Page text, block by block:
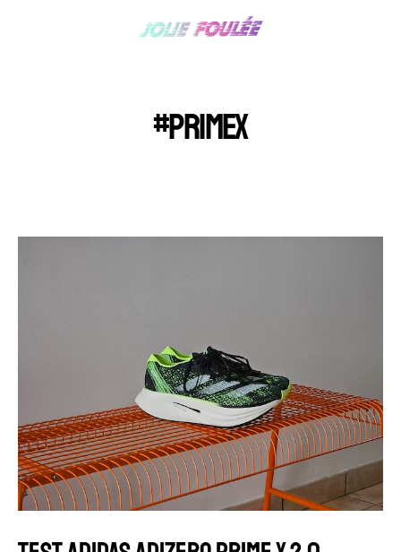
#PRIMEX